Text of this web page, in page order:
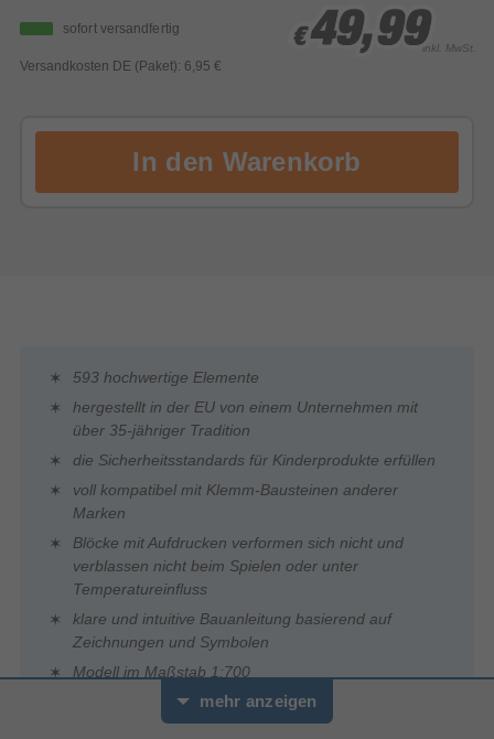
sofort versandfertig
Versandkosten DE (Paket): 6,95 €
€ 49,99
€ 49,99
€ 49,99inkl. MwSt.
593 hochwertige Elemente
hergestellt in der EU von einem Unternehmen mit
über 35-jähriger Tradition
die Sicherheitsstandards für Kinderprodukte erfüllen
voll kompatibel mit Klemm-Bausteinen anderer
Marken
Blöcke mit Aufdrucken verformen sich nicht und
verblassen nicht beim Spielen oder unter
Temperatureinfluss
klare und intuitive Bauanleitung basierend auf
Zeichnungen und Symbolen
Modell im Maßstab 1:700
Ständer und Schild mit dem Schiffsnamen
mehr anzeigen